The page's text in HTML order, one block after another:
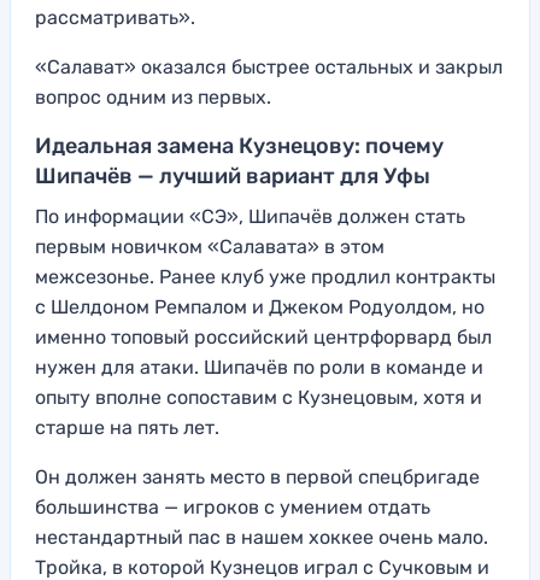
рассматривать».
«Салават» оказался быстрее остальных и закрыл
вопрос одним из первых.
Идеальная замена Кузнецову: почему
Шипачёв — лучший вариант для Уфы
По информации «СЭ», Шипачёв должен стать
первым новичком «Салавата» в этом
межсезонье. Ранее клуб уже продлил контракты
с Шелдоном Ремпалом и Джеком Родуолдом, но
именно топовый российский центрфорвард был
нужен для атаки. Шипачёв по роли в команде и
опыту вполне сопоставим с Кузнецовым, хотя и
старше на пять лет.
Он должен занять место в первой спецбригаде
большинства — игроков с умением отдать
нестандартный пас в нашем хоккее очень мало.
Тройка, в которой Кузнецов играл с Сучковым и